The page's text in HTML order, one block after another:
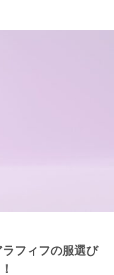
フィフの服選び